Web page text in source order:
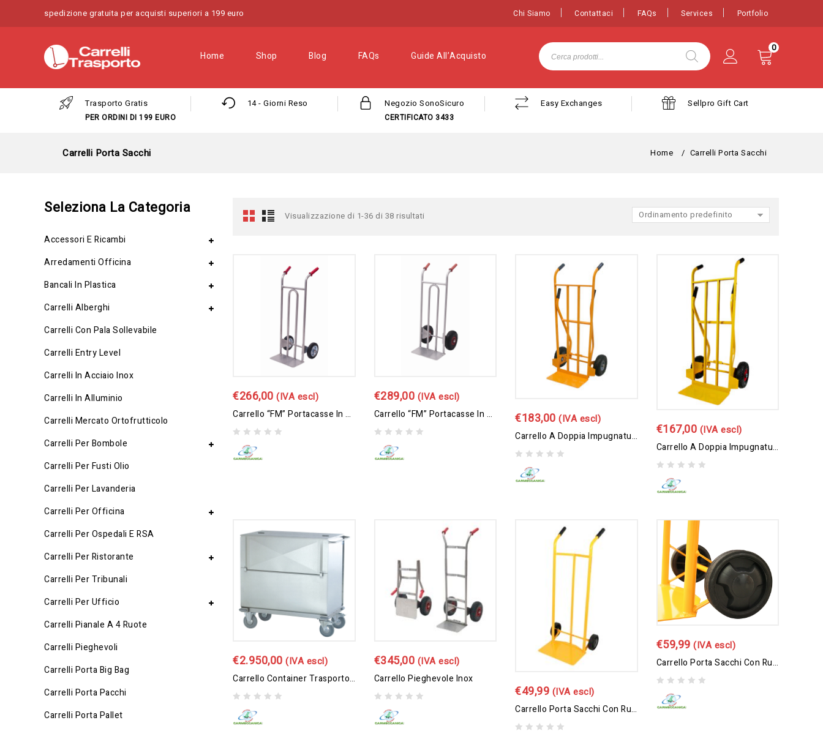
spedizione gratuita per acquisti superiori a 199 euro Chi Siamo Contattaci FAQs Services Portfolio
Home Shop Blog FAQs Guide All’Acquisto
0
Trasporto Gratis
PER ORDINI DI 199 EURO
14 - Giorni Reso Negozio SonoSicuro
CERTIFICATO 3433
Easy Exchanges Sellpro Gift Cart
Carrelli Porta Sacchi Home / Carrelli Porta Sacchi
Visualizzazione di 1-36 di 38 risultati Ordinamento predefinito
€266,00 (IVA escl)
Carrello “FM” Portacasse In Acciaio Inox AISI 304, Ruote Gomma Piena
out
€289,00 (IVA escl)
Carrello “FM” Portacasse In Acciaio Inox AISI 304, Ruote Pneumatiche
out
€183,00 (IVA escl)
Carrello A Doppia Impugnatura
out
€167,00 (IVA escl)
Carrello A Doppia Impugnatura Con Ruote Pneumatiche
out
€2.950,00 (IVA escl)
Carrello Container Trasporto Sacchi Con Anta A Ribalta In Acciaio INOX AISI 304 Satinato
out
€345,00 (IVA escl)
Carrello Pieghevole Inox
out
€49,99 (IVA escl)
Carrello Porta Sacchi Con Ruote Gommate
€59,99 (IVA escl)
Carrello Porta Sacchi Con Ruote Gommate – Doppia Pedana
out
Seleziona La Categoria
Accessori E Ricambi
Arredamenti Officina
Bancali In Plastica
Carrelli Alberghi
Carrelli Con Pala Sollevabile
Carrelli Entry Level
Carrelli In Acciaio Inox
Carrelli In Alluminio
Carrelli Mercato Ortofrutticolo
Carrelli Per Bombole
Carrelli Per Fusti Olio
Carrelli Per Lavanderia
Carrelli Per Officina
Carrelli Per Ospedali E RSA
Carrelli Per Ristorante
Carrelli Per Tribunali
Carrelli Per Ufficio
Carrelli Pianale A 4 Ruote
Carrelli Pieghevoli
Carrelli Porta Big Bag
Carrelli Porta Pacchi
Carrelli Porta Pallet